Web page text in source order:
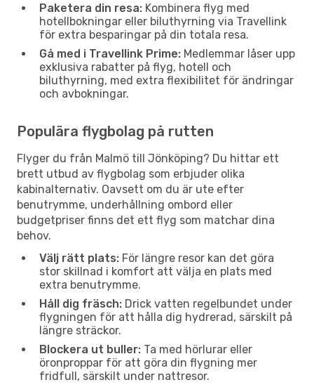
Paketera din resa: Kombinera flyg med
hotellbokningar eller biluthyrning via Travellink
för extra besparingar på din totala resa.
Gå med i Travellink Prime: Medlemmar låser upp
exklusiva rabatter på flyg, hotell och
biluthyrning, med extra flexibilitet för ändringar
och avbokningar.
Populära flygbolag på rutten
Flyger du från Malmö till Jönköping? Du hittar ett
brett utbud av flygbolag som erbjuder olika
kabinalternativ. Oavsett om du är ute efter
benutrymme, underhållning ombord eller
budgetpriser finns det ett flyg som matchar dina
behov.
Välj rätt plats: För längre resor kan det göra
stor skillnad i komfort att välja en plats med
extra benutrymme.
Håll dig fräsch: Drick vatten regelbundet under
flygningen för att hålla dig hydrerad, särskilt på
längre sträckor.
Blockera ut buller: Ta med hörlurar eller
öronproppar för att göra din flygning mer
fridfull, särskilt under nattresor.